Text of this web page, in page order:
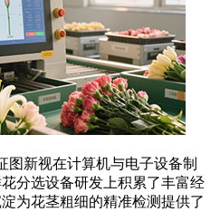
图新视在计算机与电子设备制
分选设备研发上积累了丰富经
为花茎粗细的精准检测提供了